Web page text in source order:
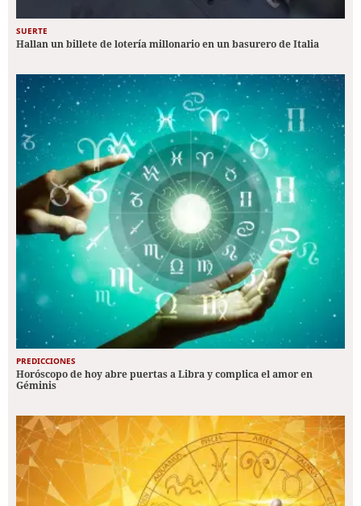
SUERTE
Hallan un billete de lotería millonario en un basurero de Italia
PREDICCIONES
Horóscopo de hoy abre puertas a Libra y complica el amor en
Géminis